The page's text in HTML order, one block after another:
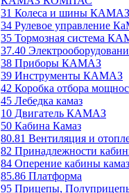
31 Колеса и шины КАМАЗ
34 Рулевое управление
35 Тормозная система
37.40
38 Приборы КАМАЗ
39 Инструменты КАМАЗ
42 Коробка отбора
45 Лебедка камаз
10 Двигатель КАМАЗ
50 Кабина Камаз
80.81 Вентиляция и
82 Принадлежности
84 Оперение кабины камаз
85.86 Платформа
95 Прицепы,